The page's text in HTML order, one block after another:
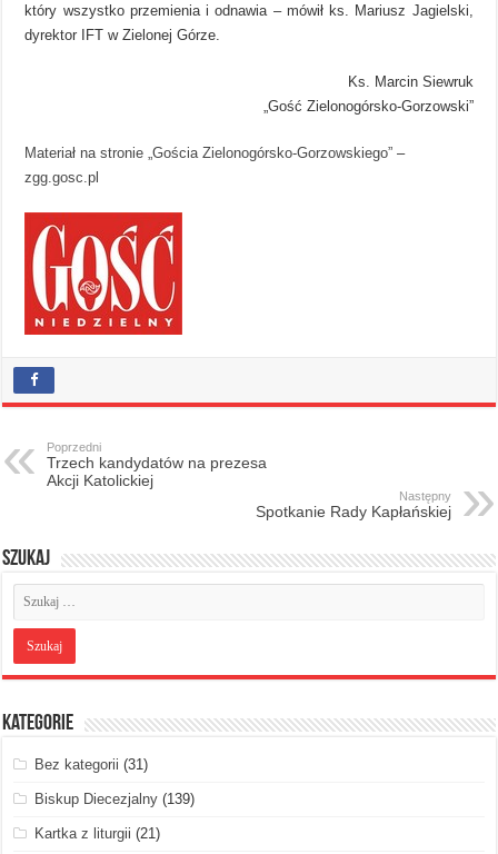
który wszystko przemienia i odnawia – mówił ks. Mariusz Jagielski,
dyrektor IFT w Zielonej Górze.
Ks. Marcin Siewruk
„Gość Zielonogórsko-Gorzowski”
Materiał na stronie „Gościa Zielonogórsko-Gorzowskiego” –
zgg.gosc.pl
Poprzedni
Trzech kandydatów na prezesa
Akcji Katolickiej
Następny
Spotkanie Rady Kapłańskiej
Szukaj
Kategorie
Bez kategorii (31)
Biskup Diecezjalny (139)
Kartka z liturgii (21)